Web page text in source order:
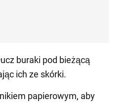
buraki pod bieżącą
ich ze skórki.
papierowym, aby